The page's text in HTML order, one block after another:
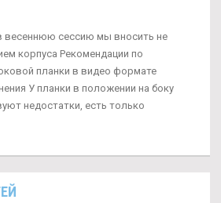
сессию мы вносить не
корпуса Рекомендации по
планки в видео формате
У планки в положении на боку
недостатки, есть только